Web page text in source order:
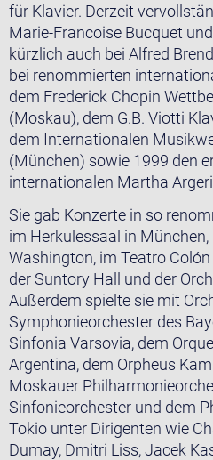
für Klavier. Derzeit
Marie-Francoise Bucquet
kürzlich auch bei Alfred
bei renommierten
dem Frederick Chopin
(Moskau), dem G.B. Viotti
dem Internationalen
(München) sowie 1999 den
internationalen Martha
Sie gab Konzerte in so
im Herkulessaal in
Washington, im Teatro
der Suntory Hall und der
Außerdem spielte sie mit
Symphonieorchester des
Sinfonia Varsovia, dem
Argentina, dem Orpheus
Moskauer
Sinfonieorchester und dem
Tokio unter Dirigenten wie
Dumay, Dmitri Liss, Jacek